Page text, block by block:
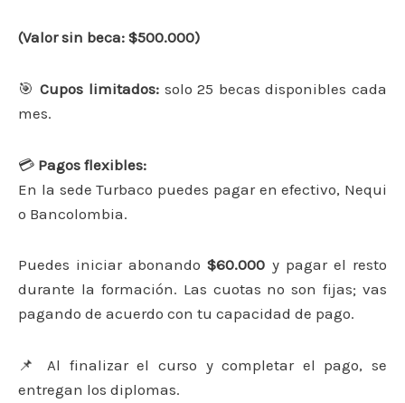
(Valor sin beca: $500.000)
🎯Cupos limitados:solo 25 becas disponibles cada
mes.
💳 Pagos flexibles:
En la sede Turbaco puedes pagar en efectivo, Nequi
o Bancolombia.
Puedes iniciar abonando$60.000 y pagar el resto
durante la formación. Las cuotas no son fijas; vas
pagando de acuerdo con tu capacidad de pago.
📌 Al finalizar el curso y completar el pago, se
entregan los diplomas.